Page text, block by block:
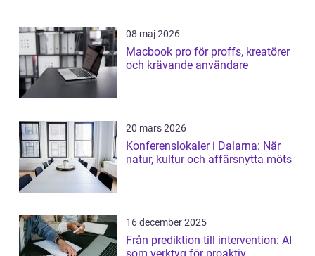
08 maj 2026
Macbook pro för proffs, kreatörer
och krävande användare
20 mars 2026
Konferenslokaler i Dalarna: När
natur, kultur och affärsnytta möts
16 december 2025
Från prediktion till intervention: AI